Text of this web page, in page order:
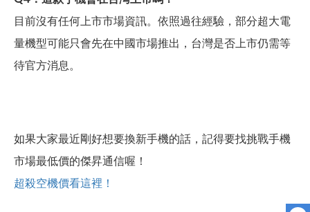
目前沒有任何上市市場資訊。依照過往經驗，部分超大電
量機型可能只會先在中國市場推出，台灣是否上市仍需等
待官方消息。
如果大家最近剛好想要換新手機的話，記得要找挑戰手機
市場最低價的傑昇通信喔！
超殺空機價看這裡！